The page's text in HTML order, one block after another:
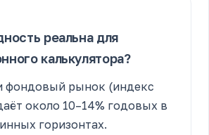
реальна для
калькулятора?
фондовый рынок (индекс
около 10–14% годовых в
горизонтах.